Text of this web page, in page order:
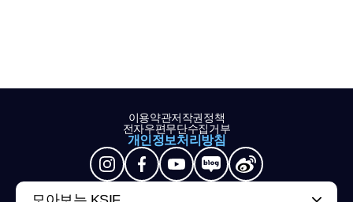
이용약관저작권정책
전자우편무단수집거부
개인정보처리방침